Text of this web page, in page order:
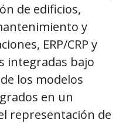
de edificios,
y
ERP/CRP y
integradas bajo
los modelos
en un
representación de